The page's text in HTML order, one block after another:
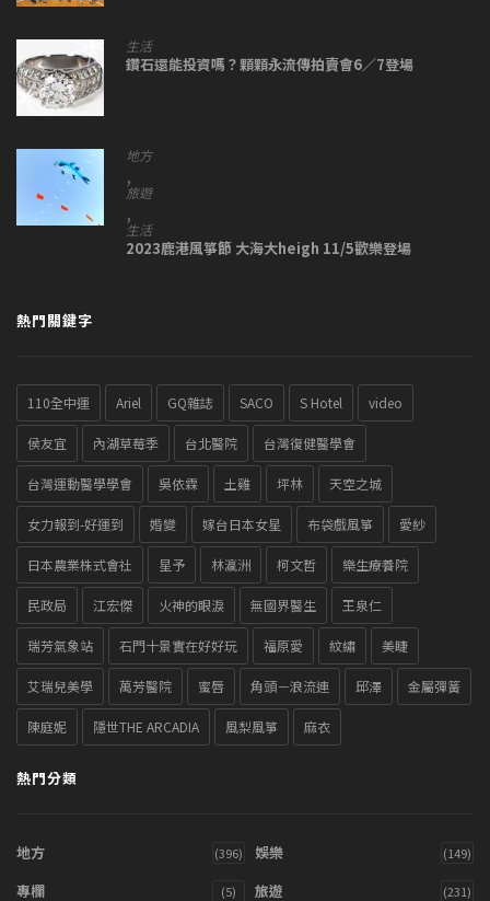
生活
鑽石還能投資嗎？顆顆永流傳拍賣會6／7登場
地方
,
旅遊
,
生活
2023鹿港風箏節 大海大heigh 11/5歡樂登場
熱門關鍵字
110全中運 Ariel GQ雜誌 SACO S Hotel video
侯友宜 內湖草莓季 台北醫院 台灣復健醫學會
台灣運動醫學學會 吳依霖 土雞 坪林 天空之城
女力報到-好運到 婚變 嫁台日本女星 布袋戲風箏 愛紗
日本農業株式會社 星予 林瀛洲 柯文哲 樂生療養院
民政局 江宏傑 火神的眼淚 無國界醫生 王泉仁
瑞芳氣象站 石門十景實在好好玩 福原愛 紋繡 美睫
艾瑞兒美學 萬芳醫院 蜜唇 角頭－浪流連 邱澤 金屬彈簧
陳庭妮 隱世THE ARCADIA 風梨風箏 麻衣
熱門分類
地方 (396) 娛樂 (149)
專欄 (5) 旅遊 (231)